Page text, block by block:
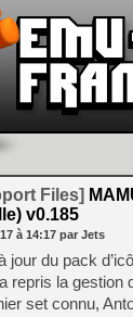
Files]
v0.185
à 14:17 par Jets
jour du pack
repris la gestion
set connu,